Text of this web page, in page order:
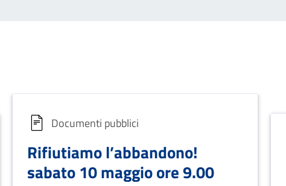
Documenti pubblici
Rifiutiamo l’abbandono!
sabato 10 maggio ore 9.00